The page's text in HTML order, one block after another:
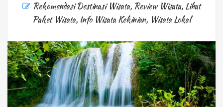
Rekomendasi Destinasi Wisata, Review Wisata, Lihat
Paket Wisata, Info Wisata Kekinian, Wisata Lokal